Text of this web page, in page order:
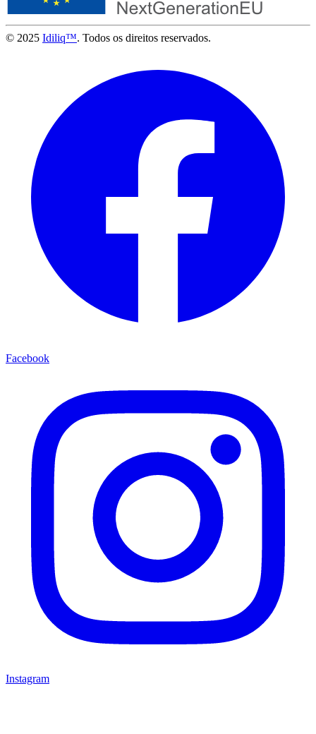
© 2025 Idiliq™. Todos os direitos reservados.
Facebook
Instagram